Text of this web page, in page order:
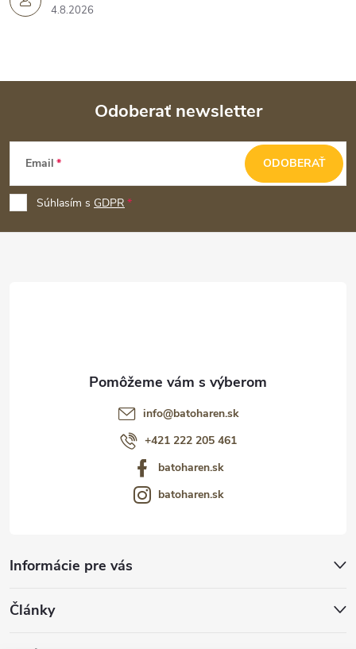
4.8.2026
Z
p
ä
Odoberať newsletter
Email
Súhlasím s GDPR
ODOBERAŤ
Informácie pre vás
Články
info@batoharen.sk
+421 222 205 461
batoharen.sk
batoharen.sk